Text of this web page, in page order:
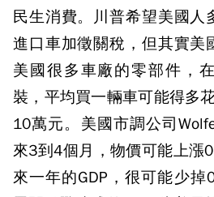
民生消費。川普希望美國人
進口車加徵關稅，但其實美
美國很多車廠的零部件，
裝，平均買一輛車可能得多
10萬元。美國市調公司
來3到4個月，物價可能上漲
來一年的GDP，很可能少掉